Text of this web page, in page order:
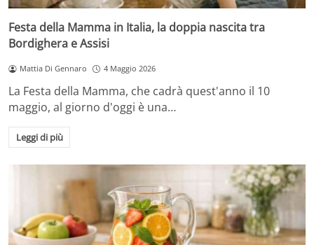
Festa della Mamma in Italia, la doppia nascita tra
Bordighera e Assisi
Mattia Di Gennaro 4 Maggio 2026
La Festa della Mamma, che cadrà quest'anno il 10
maggio, al giorno d'oggi è una…
Leggi di più